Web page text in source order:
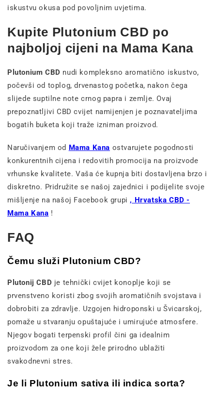
iskustvu okusa pod povoljnim uvjetima.
Kupite Plutonium CBD po
najboljoj cijeni na Mama Kana
Plutonium CBD nudi kompleksno aromatično iskustvo,
počevši od toplog, drvenastog početka, nakon čega
slijede suptilne note crnog papra i zemlje. Ovaj
prepoznatljivi CBD cvijet namijenjen je poznavateljima
bogatih buketa koji traže izniman proizvod.
Naručivanjem od Mama Kana ostvarujete pogodnosti
konkurentnih cijena i redovitih promocija na proizvode
vrhunske kvalitete. Vaša će kupnja biti dostavljena brzo i
diskretno. Pridružite se našoj zajednici i podijelite svoje
mišljenje na našoj Facebook grupi , Hrvatska CBD -
Mama Kana !
FAQ
Čemu služi Plutonium CBD?
Plutonij CBD je tehnički cvijet konoplje koji se
prvenstveno koristi zbog svojih aromatičnih svojstava i
dobrobiti za zdravlje. Uzgojen hidroponski u Švicarskoj,
pomaže u stvaranju opuštajuće i umirujuće atmosfere.
Njegov bogati terpenski profil čini ga idealnim
proizvodom za one koji žele prirodno ublažiti
svakodnevni stres.
Je li Plutonium sativa ili indica sorta?